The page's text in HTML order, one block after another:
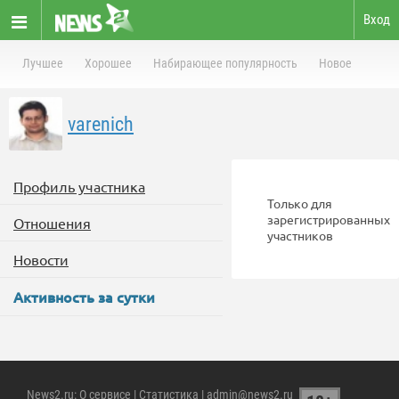
Вход
Лучшее Хорошее Набирающее популярность Новое
varenich
Профиль участника
Отношения
Новости
Активность за сутки
Только для
зарегистрированных
участников
News2.ru: О сервисе | Статистика | admin@news2.ru